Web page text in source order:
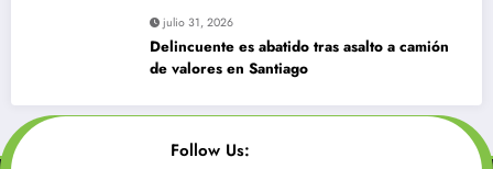
julio 31, 2026
Delincuente es abatido tras asalto a camión
de valores en Santiago
Follow Us: